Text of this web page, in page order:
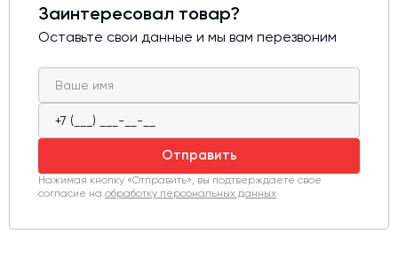
Заинтересовал товар?
Оставьте свои данные и мы вам перезвоним
Отправить
Нажимая кнопку «Отправить», вы подтверждаете свое
согласие на обработку персональных данных